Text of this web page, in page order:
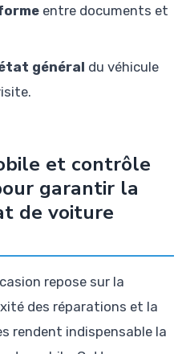
entre documents et
général du véhicule
et contrôle
garantir la
de voiture
repose sur la
des réparations et la
rendent indispensable la